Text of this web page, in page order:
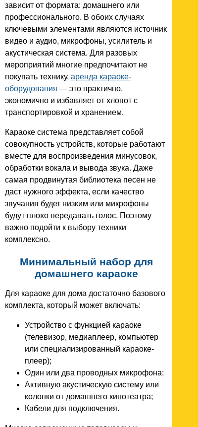
зависит от формата: домашнего или
профессионального. В обоих случаях
ключевыми элементами являются источник
видео и аудио, микрофоны, усилитель и
акустическая система. Для разовых
мероприятий многие предпочитают не
покупать технику, аренда караоке-
оборудования — это практично,
экономично и избавляет от хлопот с
транспортировкой и хранением.
Караоке система представляет собой
совокупность устройств, которые работают
вместе для воспроизведения минусовок,
обработки вокала и вывода звука. Даже
самая продвинутая библиотека песен не
даст нужного эффекта, если качество
звучания будет низким или микрофоны
будут плохо передавать голос. Поэтому
важно подойти к выбору техники
комплексно.
Минимальный набор для
домашнего караоке
Для караоке для дома достаточно базового
комплекта, который может включать:
Устройство с функцией караоке
(телевизор, медиаплеер, компьютер
или специализированный караоке-
плеер);
Один или два проводных микрофона;
Активную акустическую систему или
колонки от домашнего кинотеатра;
Кабели для подключения.